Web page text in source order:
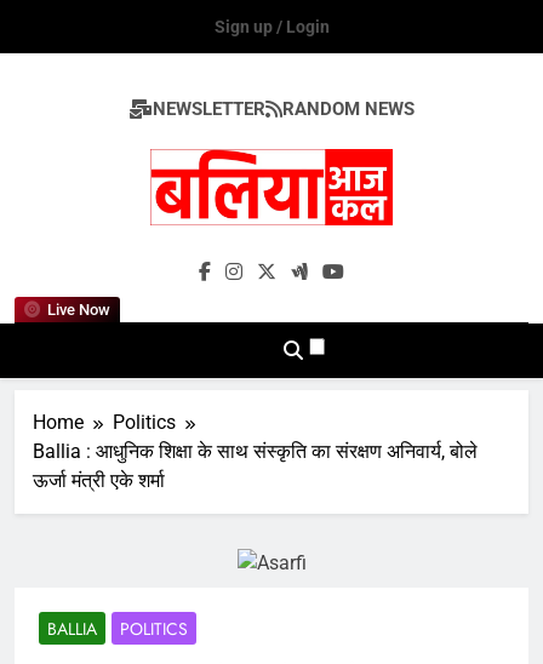
Sign up / Login
NEWSLETTER RANDOM NEWS
Live Now
Ballia Aaj Kal
Home
Politics
Ballia : आधुनिक शिक्षा के साथ संस्कृति का संरक्षण अनिवार्य, बोले
ऊर्जा मंत्री एके शर्मा
BALLIA POLITICS